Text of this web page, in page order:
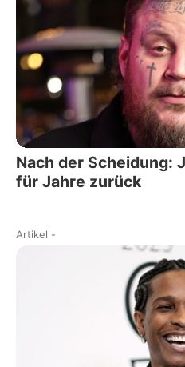
Nach der Scheidung:
für Jahre zurück
Artikel -